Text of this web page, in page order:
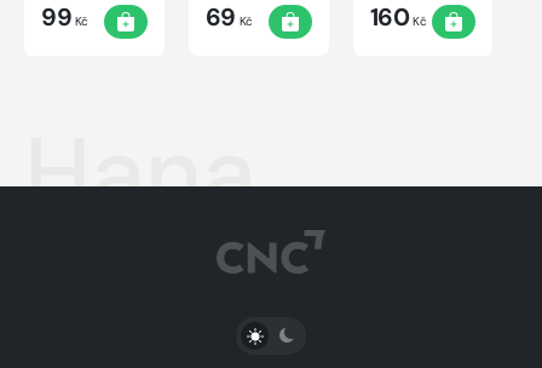
99 Kč 69 Kč 160Kč
Hana
PŘEPNOUT SVĚTLÝ/TMAVÝ REŽIM